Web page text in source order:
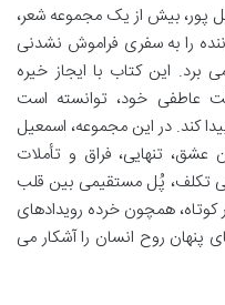
پور، بیش از یک مجموعه شعر،
را به سفری فراموش نشدنی
این کتاب با ایجاز خیره
عاطفی خود، توانسته است
کند. در این مجموعه، اسمعیل
عشق، تنهایی، فراق و تأملات
بی تکلف، پُل مستقیمی بین قلب
همچون خرده رویدادهای
پنهان روح انسان را آشکار می